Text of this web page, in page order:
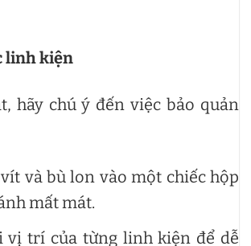
linh kiện
hãy chú ý đến việc bảo quản
và bù lon vào một chiếc hộp
mất mát.
vị trí của từng linh kiện để dễ